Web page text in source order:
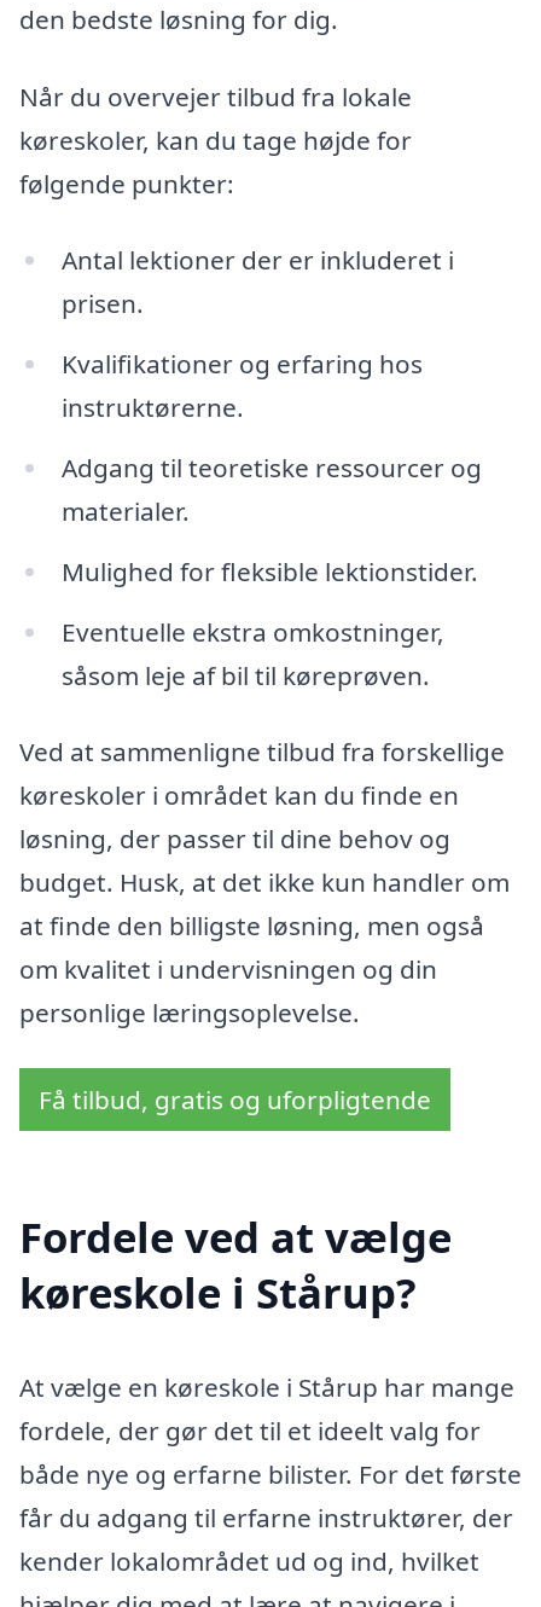
den bedste løsning for dig.
Når du overvejer tilbud fra lokale
køreskoler, kan du tage højde for
følgende punkter:
Antal lektioner der er inkluderet i
prisen.
Kvalifikationer og erfaring hos
instruktørerne.
Adgang til teoretiske ressourcer og
materialer.
Mulighed for fleksible lektionstider.
Eventuelle ekstra omkostninger,
såsom leje af bil til køreprøven.
Ved at sammenligne tilbud fra forskellige
køreskoler i området kan du finde en
løsning, der passer til dine behov og
budget. Husk, at det ikke kun handler om
at finde den billigste løsning, men også
om kvalitet i undervisningen og din
personlige læringsoplevelse.
Få tilbud, gratis og uforpligtende
Fordele ved at vælge
køreskole i Stårup?
At vælge en køreskole i Stårup har mange
fordele, der gør det til et ideelt valg for
både nye og erfarne bilister. For det første
får du adgang til erfarne instruktører, der
kender lokalområdet ud og ind, hvilket